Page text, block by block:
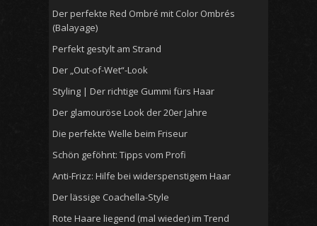
Der perfekte Red Ombré mit Color Ombrés
(Balayage)
Perfekt gestylt am Strand
Der „Out-of-Wet“-Look
Styling | Der richtige Gummi fürs Haar
Der glamouröse Look der 20er Jahre
Die perfekte Welle beim Friseur
Schön geföhnt: Tipps vom Profi
Anti-Frizz: Hilfe bei widerspenstigem Haar
Der lässige Coachella-Style
Rote Haare liegend (mal wieder) im Trend